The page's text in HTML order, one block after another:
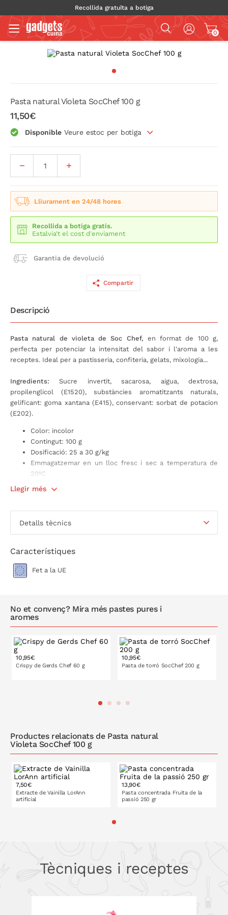
Recollida gratuïta a botiga
0
Pasta natural Violeta SocChef 100 g
11,50€
Disponible Veure estoc per botiga
Lliurament en 24/48 hores
Recollida a botiga gratis.
Estalvia't el cost d'enviament
Garantia de devolució
Compartir
Descripció
Pasta natural de violeta de Soc Chef, en format de 100 g,
perfecta per potenciar la intensitat del sabor i l'aroma a les
receptes. Ideal per a pastisseria, confiteria, gelats, mixologia...
Ingredients: Sucre invertit, sacarosa, aigua, dextrosa,
propilenglicol (E1520), substàncies aromatitzants naturals,
gelificant: goma xantana (E415), conservant: sorbat de potacion
(E202).
Color: incolor
Contingut: 100 g
Dosificació: 25 a 30 g/kg
Emmagatzemar en un lloc fresc i sec a temperatura de
20ºC
Fabricat a Espanya
recol·lectora d'ingredients naturals des de fa més de 25 anys,
amb un fort compromís amb l'origen natural dels seus
productes, oferint productes sense colorants, sense aromes
de molt alta qualitat.
Llegir més
Detalls tècnics
Característiques
Fet a la UE
No et convenç? Mira més pastes pures i
aromes
10,95€
Crispy de Gerds Chef 60 g
10,95€
Pasta de torró SocChef 200 g
Productes relacionats de Pasta natural
Violeta SocChef 100 g
7,50€
Extracte de Vainilla LorAnn
artificial
A LA CISTELLA
13,90€
Pasta concentrada Fruita de la
passió 250 gr
A LA CISTELLA
Tècniques i receptes